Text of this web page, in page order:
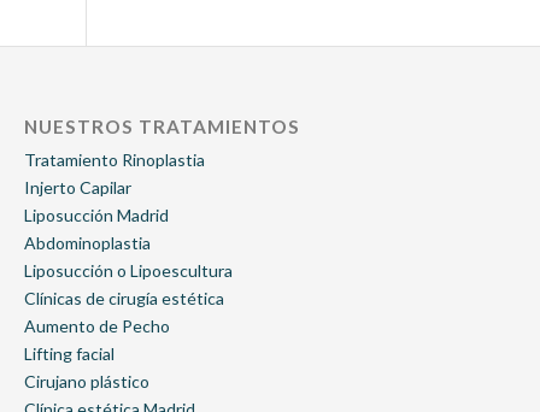
NUESTROS TRATAMIENTOS
Tratamiento Rinoplastia
Injerto Capilar
Liposucción Madrid
Abdominoplastia
Liposucción o Lipoescultura
Clínicas de cirugía estética
Aumento de Pecho
Lifting facial
Cirujano plástico